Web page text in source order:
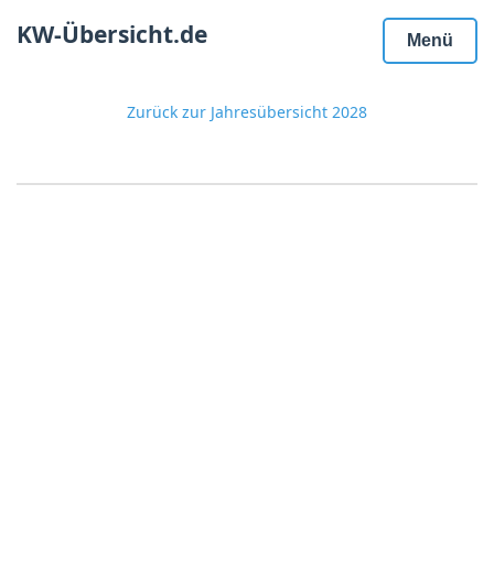
KW-Übersicht.de Menü
Zurück zur Jahresübersicht 2028